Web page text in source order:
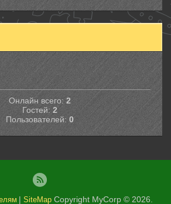
Онлайн всего: 2
Гостей: 2
Пользователей: 0
| SiteMap Copyright MyCorp © 2026.